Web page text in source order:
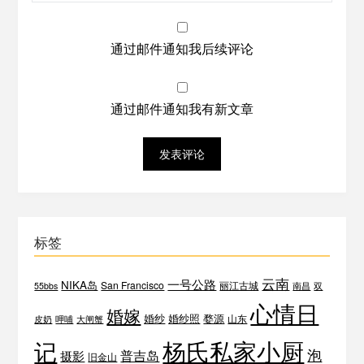
通过邮件通知我后续评论
通过邮件通知我有新文章
标签
55bbs NIKA岛 San Francisco 一号公路 丽江古城 云南 南昌 双
皮奶 呷哺 大闸蟹 婚嫁 婚纱 婚纱照 婺源 山东 心情日
记 摄影 旧金山 普吉岛 杨氏私家小厨 泡